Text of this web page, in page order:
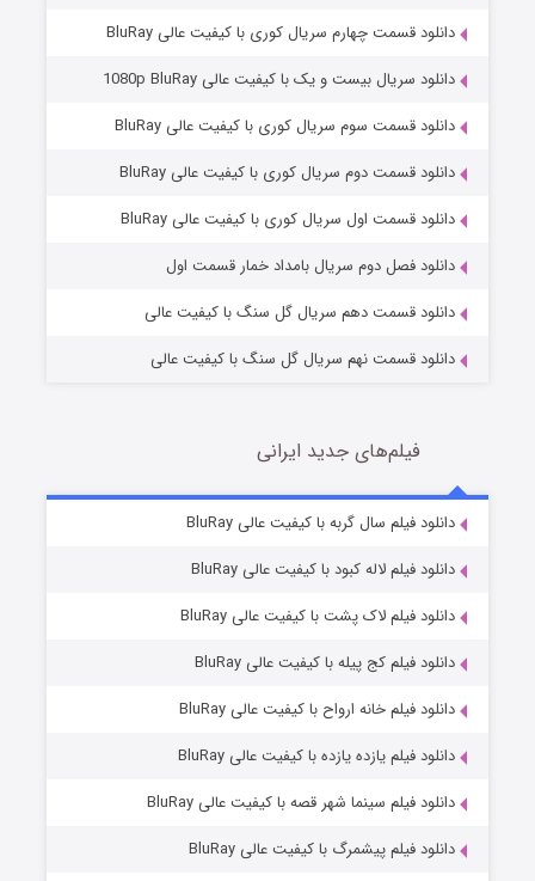
مردگان متحرک: شهر مرده ۳
قسمت2 (زیرنویس) منتشر شد
قسمت7 (زیرنویس) منتشر شد
دانلود قسمت چهارم سریال کوری با کیفیت عالی BluRay
دانلود سریال بیست و یک با کیفیت عالی 1080p BluRay
دانلود قسمت سوم سریال کوری با کیفیت عالی BluRay
دانلود قسمت دوم سریال کوری با کیفیت عالی BluRay
دانلود قسمت اول سریال کوری با کیفیت عالی BluRay
دانلود فصل دوم سریال بامداد خمار قسمت اول
دانلود قسمت دهم سریال گل سنگ با کیفیت عالی
دانلود قسمت نهم سریال گل سنگ با کیفیت عالی
فیلم‌های جدید ایرانی
دانلود فیلم سال گربه با کیفیت عالی BluRay
دانلود فیلم لاله کبود با کیفیت عالی BluRay
دانلود فیلم لاک پشت با کیفیت عالی BluRay
دانلود فیلم کج‌ پیله با کیفیت عالی BluRay
دانلود فیلم خانه ارواح با کیفیت عالی BluRay
دانلود فیلم یازده یازده با کیفیت عالی BluRay
دانلود فیلم سینما شهر قصه با کیفیت عالی BluRay
دانلود فیلم پیشمرگ با کیفیت عالی BluRay